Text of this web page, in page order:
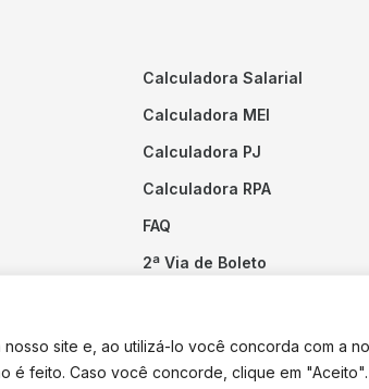
site e, ao utilizá-lo você concorda com a
é feito. Caso você concorde, clique em
Calculadora Salarial
Calculadora MEI
Calculadora PJ
Calculadora RPA
FAQ
2ª Via de Boleto